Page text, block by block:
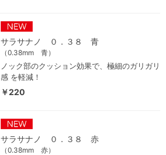
サラサナノ ０．３８ 青
（0.38mm 青）
ノック部のクッション効果で、極細のガリガリ
感 を軽減！
￥220
サラサナノ ０．３８ 赤
（0.38mm 赤）